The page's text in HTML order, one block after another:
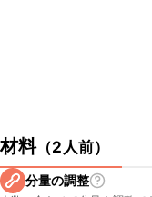
材料（2人前）
分量の調整